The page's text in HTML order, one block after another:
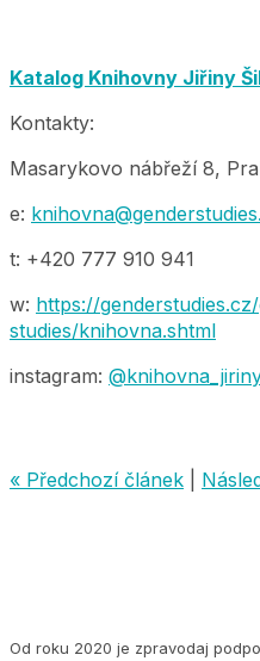
Katalog Knihovny Jiřiny
Kontakty:
Masarykovo nábřeží 8,
e:
t: +420 777 910 941
w: https://
studies/knihovna.shtml
instagram:
« Předchozí článek
Od roku 2020 je zpravodaj